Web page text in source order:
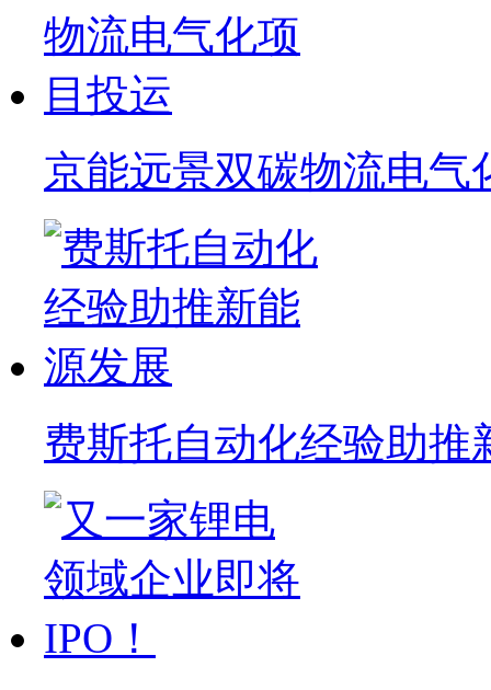
京能远景双碳物流电气
费斯托自动化经验助推